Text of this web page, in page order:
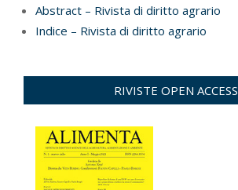
Abstract – Rivista di diritto agrario
Indice – Rivista di diritto agrario
RIVISTE OPEN ACCESS